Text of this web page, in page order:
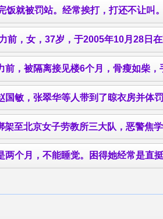
。经常挨打，打还不让叫。打完后让她
前 ，女，37岁，于2005年10月28日在家中被恶警和居委会坏
前 ，被隔离接见楼6个月，骨瘦如柴，
衣房并体罚我们，在场的恶警有杜敬彬，宋丽丽，霍秀云，高燕飞等。首先是强迫我们做500个蹲起，我们都无法达到警察
教所三大队，恶警焦学先不让其睡觉和上厕所
不能睡觉。困得她经常是直挺挺地摔倒在地，常常磕得浑身淤青。如果困了